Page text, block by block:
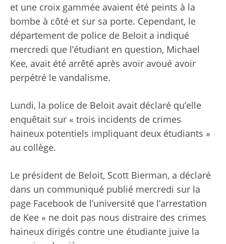
et une croix gammée avaient été peints à la
bombe à côté et sur sa porte. Cependant, le
département de police de Beloit a indiqué
mercredi que l’étudiant en question, Michael
Kee, avait été arrêté après avoir avoué avoir
perpétré le vandalisme.
Lundi, la police de Beloit avait déclaré qu’elle
enquêtait sur « trois incidents de crimes
haineux potentiels impliquant deux étudiants »
au collège.
Le président de Beloit, Scott Bierman, a déclaré
dans un communiqué publié mercredi sur la
page Facebook de l’université que l’arrestation
de Kee « ne doit pas nous distraire des crimes
haineux dirigés contre une étudiante juive la